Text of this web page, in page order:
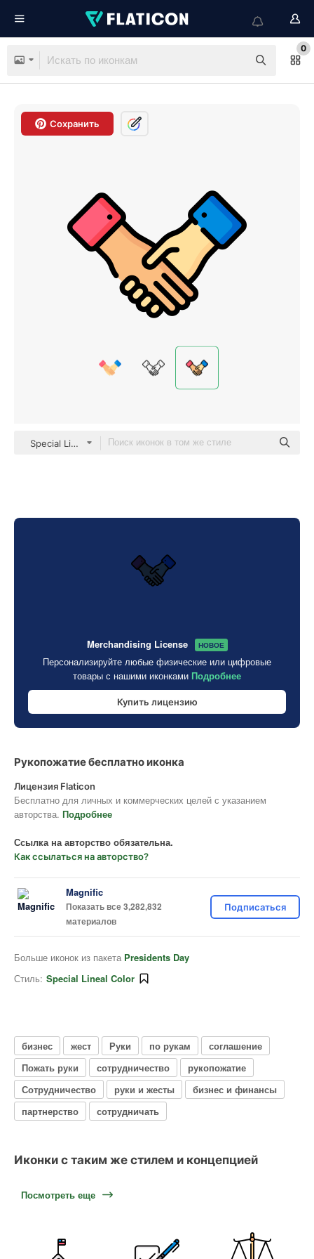
0
Сохранить
Special Lineal color
Merchandising License НОВОЕ
Персонализируйте любые физические или цифровые
товары с нашими иконками Подробнее
Купить лицензию
Рукопожатие бесплатно иконка
Лицензия Flaticon
Бесплатно для личных и коммерческих целей с указанием
авторства. Подробнее
Ссылка на авторство обязательна.
Как ссылаться на авторство?
Magnific
Показать все 3,282,832
материалов
Подписаться
Больше иконок из пакета Presidents Day
Стиль: Special Lineal Color
бизнес жест Руки по рукам
соглашение
Пожать руки
сотрудничество
рукопожатие
Сотрудничество
руки и жесты
бизнес и финансы
партнерство
сотрудничать
Иконки с таким же стилем и концепцией
Посмотреть еще